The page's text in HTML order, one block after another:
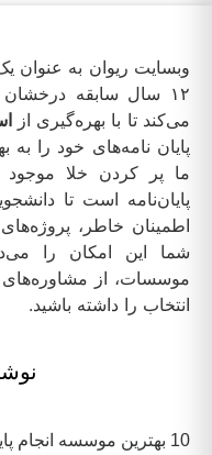
وبسایت ریوان به عنوان
۱۲ سال سابقه
می‌کند تا با بهره‌گیری از
پایان نامه‌های خود را
ما پر کردن خلا موجود
پایان‌نامه است تا
اطمینان خاطر،
شما این امکان را
موسسات، از مشاوره‌های
انتخاب را داشته باشید.
10 بهترین موسسه انجام پایان نامه رشته مدیریت موزه